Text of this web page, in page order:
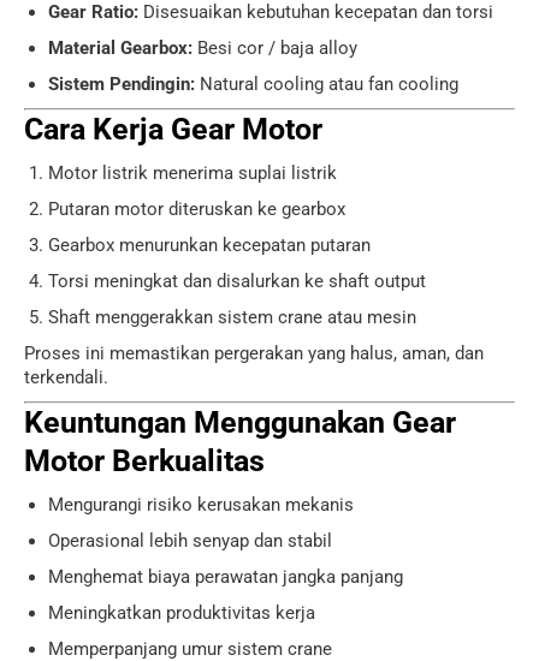
Gear Ratio: Disesuaikan kebutuhan kecepatan dan torsi
Material Gearbox: Besi cor / baja alloy
Sistem Pendingin: Natural cooling atau fan cooling
Cara Kerja Gear Motor
Motor listrik menerima suplai listrik
Putaran motor diteruskan ke gearbox
Gearbox menurunkan kecepatan putaran
Torsi meningkat dan disalurkan ke shaft output
Shaft menggerakkan sistem crane atau mesin
Proses ini memastikan pergerakan yang halus, aman, dan
terkendali.
Keuntungan Menggunakan Gear
Motor Berkualitas
Mengurangi risiko kerusakan mekanis
Operasional lebih senyap dan stabil
Menghemat biaya perawatan jangka panjang
Meningkatkan produktivitas kerja
Memperpanjang umur sistem crane